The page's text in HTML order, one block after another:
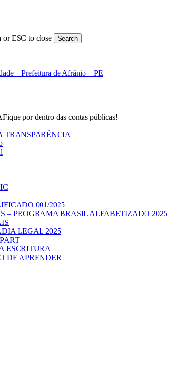
or ESC to close Search
– Prefeitura de Afrânio – PE
Fique por dentro das contas públicas!
TRANSPARÊNCIA
001/2025
– PROGRAMA BRASIL ALFABETIZADO 2025
LEGAL 2025
ESCRITURA
DE APRENDER